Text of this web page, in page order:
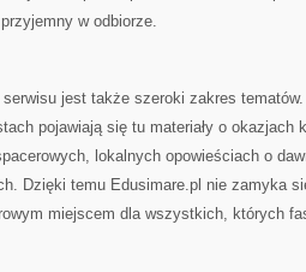
w odbiorze.
jest także szeroki zakres
pojawiają się tu materiały o okazjach
lokalnych opowieściach o
Dzięki temu Edusimare.pl nie zamyka
miejscem dla wszystkich, których